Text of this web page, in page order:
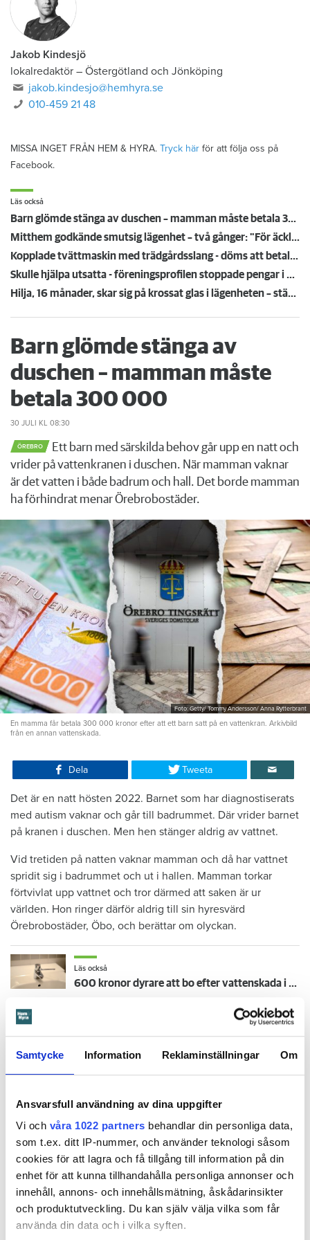
Samtycke Information Reklaminställningar Om
Ansvarsfull användning av dina uppgifter
Vi och våra 1022 partners behandlar din personliga data,
som t.ex. ditt IP-nummer, och använder teknologi såsom
cookies för att lagra och få tillgång till information på din
enhet för att kunna tillhandahålla personliga annonser och
innehåll, annons- och innehållsmätning, åskådarinsikter
och produktutveckling. Du kan själv välja vilka som får
använda din data och i vilka syften.
Jakob Kindesjö
lokalredaktör – Östergötland och Jönköping
jakob.kindesjo@hemhyra.se
010-459 21 48
MISSA INGET FRÅN HEM & HYRA. Tryck här för att följa oss på
Facebook.
Läs också
Barn glömde stänga av duschen – mamman måste betala 300 000
Mitthem godkände smutsig lägenhet – två gånger: "För äckligt för att flytta in"
Kopplade tvättmaskin med trädgårdsslang - döms att betala en miljon efter vattenskada
Skulle hjälpa utsatta - föreningsprofilen stoppade pengar i egen ficka
Hilja, 16 månader, skar sig på krossat glas i lägenheten – städmiss från tidigare hyresgäst
Barn glömde stänga av
duschen – mamman måste
betala 300 000
30 JULI KL 08:30
ÖREBRO
Ett barn med särskilda behov går upp en natt och
vrider på vattenkranen i duschen. När mamman vaknar
är det vatten i både badrum och hall. Det borde mamman
ha förhindrat menar Örebrobostäder.
Foto: Getty/ Tommy Andersson/ Anna Rytterbrant
En mamma får betala 300 000 kronor efter att ett barn satt på en vattenkran. Arkivbild
från en annan vattenskada.
Dela Tweeta
Det är en natt hösten 2022. Barnet som har diagnostiserats
med autism vaknar och går till badrummet. Där vrider barnet
på kranen i duschen. Men hen stänger aldrig av vattnet.
Vid tretiden på natten vaknar mamman och då har vattnet
spridit sig i badrummet och ut i hallen. Mamman torkar
förtvivlat upp vattnet och tror därmed att saken är ur
världen. Hon ringer därför aldrig till sin hyresvärd
Örebrobostäder, Öbo, och berättar om olyckan.
Läs också
600 kronor dyrare att bo efter vattenskada i Varberg
Ringer gör dock grannen nedanför – när det börjar läcka
vatten genom taket.
sig att den är större än man först trott. Sanden under golvet
har sugit upp vattnet så att det spridit sig in i både kök och
vardagsrum.